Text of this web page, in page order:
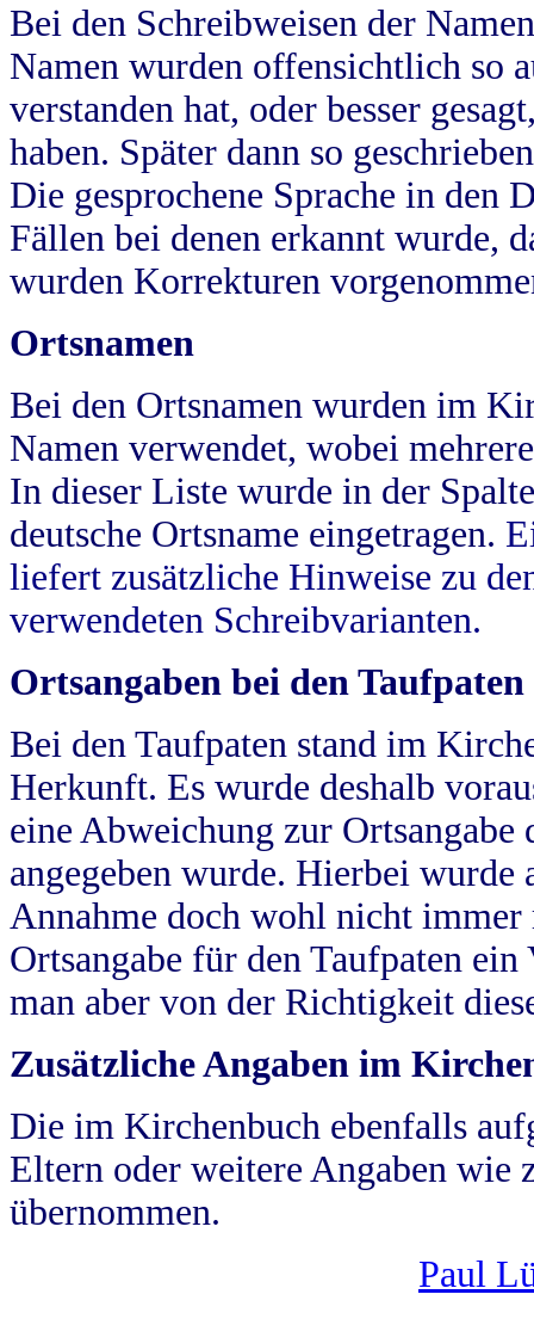
Bei den Schreibweisen der
Namen wurden offensichtlich so
verstanden hat, oder besser
haben. Später dann so
Die gesprochene Sprache in
Fällen bei denen erkannt wurde,
wurden Korrekturen
Ortsnamen
Bei den Ortsnamen wurden im
Namen verwendet, wobei
In dieser Liste wurde in der
deutsche Ortsname eingetragen.
liefert zusätzliche Hinweise zu
verwendeten Schreibvarianten.
Ortsangaben bei den Taufpaten
Bei den Taufpaten stand im
Herkunft. Es wurde deshalb
eine Abweichung zur
angegeben wurde. Hierbei wurde
Annahme doch wohl nicht
Ortsangabe für den Taufpaten
man aber von der Richtigkeit
Zusätzliche Angaben im
Die im Kirchenbuch ebenfalls
Eltern oder weitere Angaben wie
übernommen.
Paul